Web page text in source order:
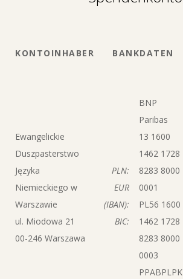
KONTOINHABER BANKDATEN
Ewangelickie
Duszpasterstwo
Języka
Niemieckiego w
Warszawie
ul. Miodowa 21
00-246 Warszawa
PLN:
EUR
(IBAN):
BIC:
BNP
Paribas
13 1600
1462 1728
8283 8000
0001
PL56 1600
1462 1728
8283 8000
0003
PPABPLPK